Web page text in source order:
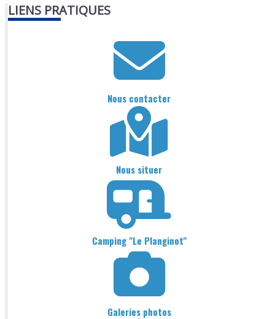
LIENS PRATIQUES
Nous contacter
Nous situer
Camping "Le Planginot"
Galeries photos